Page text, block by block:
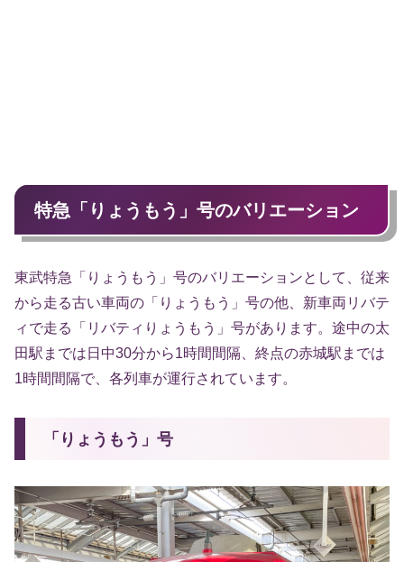
特急「りょうもう」号のバリエーション
東武特急「りょうもう」号のバリエーションとして、従来
から走る古い車両の「りょうもう」号の他、新車両リバテ
ィで走る「リバティりょうもう」号があります。途中の太
田駅までは日中30分から1時間間隔、終点の赤城駅までは
1時間間隔で、各列車が運行されています。
「りょうもう」号